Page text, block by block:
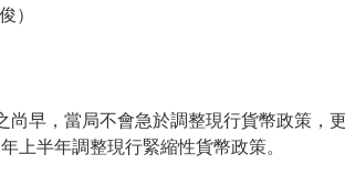
）
早，當局不會急於調整現行貨幣政策，
上半年調整現行緊縮性貨幣政策。